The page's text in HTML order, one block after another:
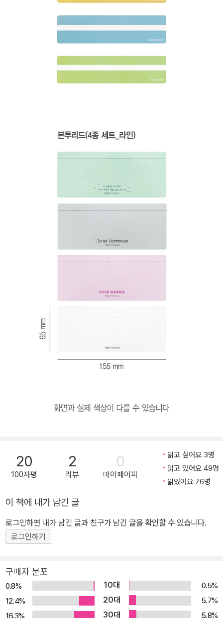
20
100자평
2
리뷰
0
마이페이퍼
읽고 싶어요 3명
읽고 있어요 49명
읽었어요 76명
이 책에 내가 남긴 글
로그인하면 내가 남긴 글과 친구가 남긴 글을 확인할 수 있습니다.
로그인하기
구매자 분포
0.8% 10대
0.5%
12.4%
20대
5.7%
16.3%
30대
5.8%